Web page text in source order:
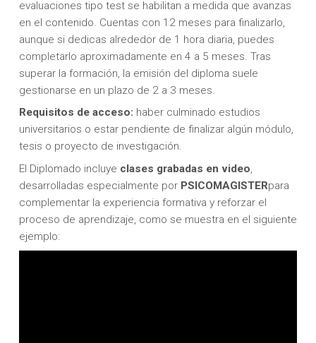
evaluaciones tipo test se habilitan a medida que avanzas
en el contenido. Cuentas con 12 meses para finalizarlo,
aunque si dedicas alrededor de 1 hora diaria, puedes
completarlo aproximadamente en 4 a 5 meses. Tras
superar la formación, la emisión del diploma suele
gestionarse en un plazo de 2 a 3 meses.
Requisitos de acceso: haber culminado estudios
universitarios o estar pendiente de finalizar algún módulo,
tesis o proyecto de investigación.
El Diplomado incluye clases grabadas en video,
desarrolladas especialmente por PSICOMAGISTERpara
complementar la experiencia formativa y reforzar el
proceso de aprendizaje, como se muestra en el siguiente
ejemplo: